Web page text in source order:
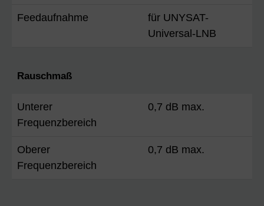
Feedaufnahme
für UNYSAT-
Universal-LNB
Rauschmaß
Unterer
Frequenzbereich
0,7 dB max.
Oberer
Frequenzbereich
0,7 dB max.